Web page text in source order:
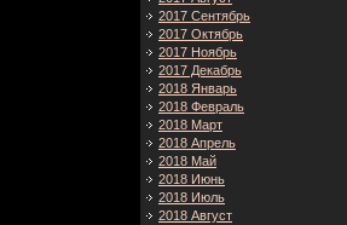
2017 Сентябрь
2017 Октябрь
2017 Ноябрь
2017 Декабрь
2018 Январь
2018 Февраль
2018 Март
2018 Апрель
2018 Май
2018 Июнь
2018 Июль
2018 Август